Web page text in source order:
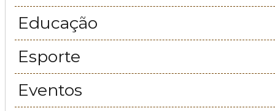
Educação
Esporte
Eventos